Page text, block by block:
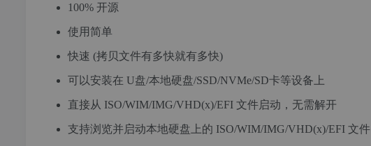
100% 开源
使用简单
快速 (拷贝文件有多快就有多快)
可以安装在 U盘/本地硬盘/SSD/NVMe/SD卡等设备上
直接从 ISO/WIM/IMG/VHD(x)/EFI 文件启动，无需解开
支持浏览并启动本地硬盘上的 ISO/WIM/IMG/VHD(x)/EFI 文件